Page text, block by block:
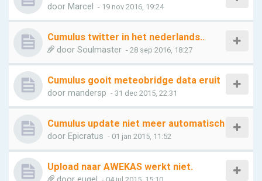
door Marcel - 19 nov 2016, 19:24
Cumulus twitter in het nederlands..
door Soulmaster - 28 sep 2016, 18:27
Cumulus gooit meteobridge data eruit
door mandersp - 31 dec 2015, 22:31
Cumulus update niet meer automatisch
door Epicratus - 01 jan 2015, 11:52
Upload naar AWEKAS werkt niet.